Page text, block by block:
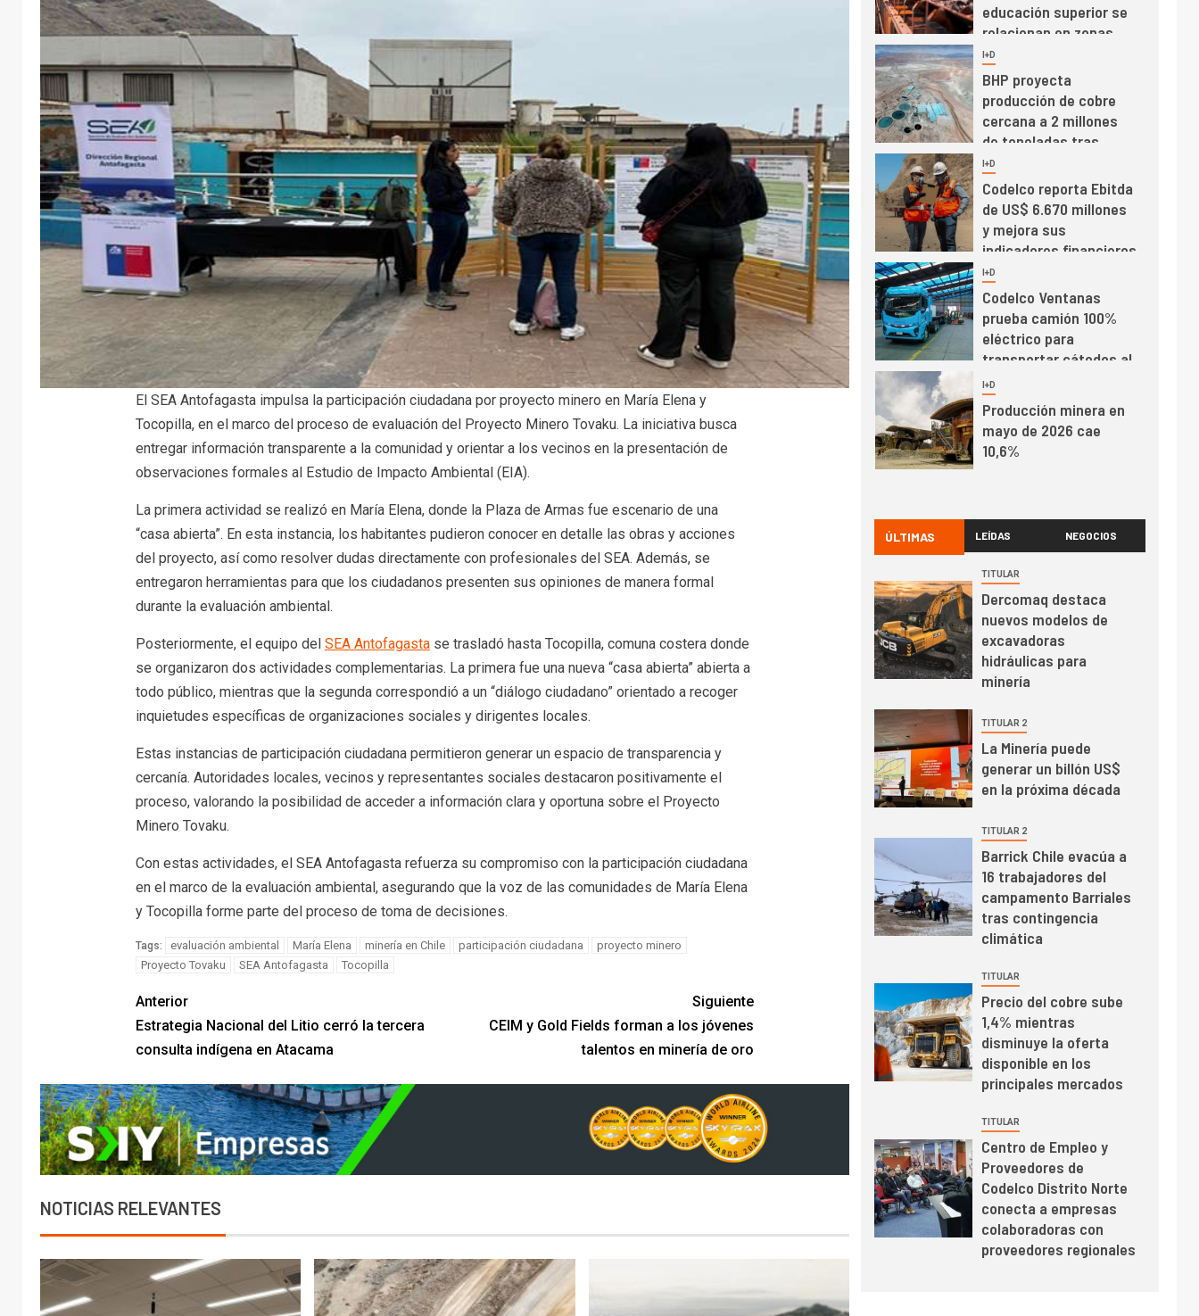
El SEA Antofagasta impulsa la participación ciudadana por proyecto minero en María Elena y
Tocopilla, en el marco del proceso de evaluación del Proyecto Minero Tovaku. La iniciativa busca
entregar información transparente a la comunidad y orientar a los vecinos en la presentación de
observaciones formales al Estudio de Impacto Ambiental (EIA).
La primera actividad se realizó en María Elena, donde la Plaza de Armas fue escenario de una
“casa abierta”. En esta instancia, los habitantes pudieron conocer en detalle las obras y acciones
del proyecto, así como resolver dudas directamente con profesionales del SEA. Además, se
entregaron herramientas para que los ciudadanos presenten sus opiniones de manera formal
durante la evaluación ambiental.
Posteriormente, el equipo del SEA Antofagastase trasladó hasta Tocopilla, comuna costera donde
se organizaron dos actividades complementarias. La primera fue una nueva “casa abierta” abierta a
todo público, mientras que la segunda correspondió a un “diálogo ciudadano” orientado a recoger
inquietudes específicas de organizaciones sociales y dirigentes locales.
Estas instancias de participación ciudadana permitieron generar un espacio de transparencia y
cercanía. Autoridades locales, vecinos y representantes sociales destacaron positivamente el
proceso, valorando la posibilidad de acceder a información clara y oportuna sobre el Proyecto
Minero Tovaku.
Con estas actividades, el SEA Antofagasta refuerza su compromiso con la participación ciudadana
en el marco de la evaluación ambiental, asegurando que la voz de las comunidades de María Elena
y Tocopilla forme parte del proceso de toma de decisiones.
Tags: evaluación ambiental María Elena minería en Chile participación ciudadana
proyecto minero
Proyecto Tovaku
SEA Antofagasta Tocopilla
Anterior
Estrategia Nacional del Litio cerró la tercera
consulta indígena en Atacama
Siguiente
CEIM y Gold Fields forman a los jóvenes
talentos en minería de oro
NOTICIAS RELEVANTES
educación superior se
relacionan en zonas
mineras
6 I+D
BHP proyecta
producción de cobre
cercana a 2 millones
de toneladas tras
récord en Escondida
I+D
Codelco reporta Ebitda
de US$ 6.670 millones
y mejora sus
indicadores financieros
1 I+D
Codelco Ventanas
prueba camión 100%
eléctrico para
transportar cátodos al
Puerto de San Antonio
I+D
Producción minera en
mayo de 2026 cae
10,6%
PIB minero impacta el
crecimiento regional:
Banco Central reporta
resultados dispares en
el primer trimestre
4 I+D
Informe bimensual de
Cochilco: precio del
cobre alcanza
máximos por escasez
5
Estudio revela cómo el
precio del cobre y
educación superior se
relacionan en zonas
BHP proyecta
producción de cobre
cercana a 2 millones
de toneladas tras
récord en Escondida
7 I+D
Codelco reporta Ebitda
de US$ 6.670 millones
y mejora sus
indicadores financieros
ÚLTIMAS LEÍDAS NEGOCIOS
TITULAR
Dercomaq destaca
nuevos modelos de
excavadoras
hidráulicas para
minería
TITULAR 2
La Minería puede
generar un billón US$
en la próxima década
TITULAR 2
Barrick Chile evacúa a
16 trabajadores del
campamento Barriales
tras contingencia
climática
TITULAR
Precio del cobre sube
1,4% mientras
disminuye la oferta
disponible en los
principales mercados
TITULAR
Centro de Empleo y
Proveedores de
Codelco Distrito Norte
conecta a empresas
colaboradoras con
proveedores regionales